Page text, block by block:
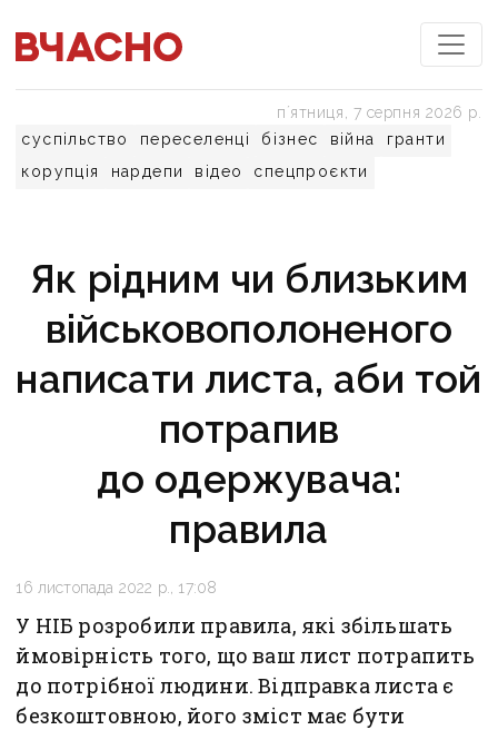
суспільство переселенці бізнес війна
гранти
корупція
нардепи відео спецпроєкти
пʼятниця, 7 серпня 2026 р.
Як рідним чи близьким
військовополоненого
написати листа, аби той
потрапив
до одержувача:
правила
16 листопада 2022 р., 17:08
У НІБ розробили правила, які збільшать
ймовірність того, що ваш лист потрапить
до потрібної людини. Відправка листа є
безкоштовною, його зміст має бути